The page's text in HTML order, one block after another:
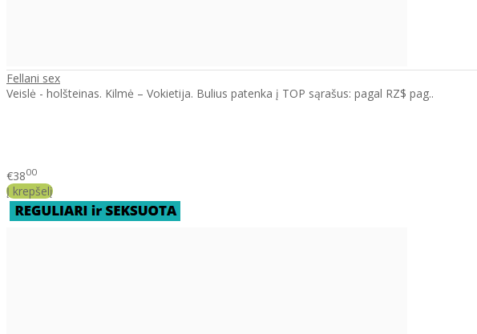
Fellani sex
Veislė - holšteinas. Kilmė – Vokietija. Bulius patenka į TOP sąrašus: pagal RZ$ pag..
€3800
Į krepšelį